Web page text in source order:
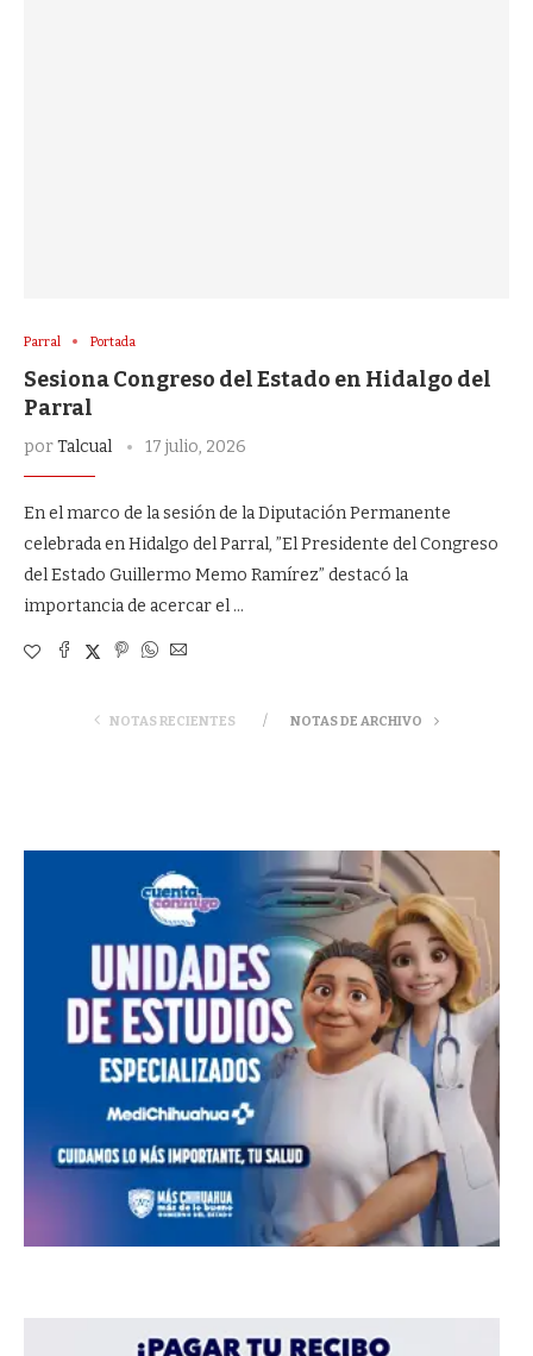
Parral Portada
Sesiona Congreso del Estado en Hidalgo del
Parral
porTalcual 17 julio, 2026
En el marco de la sesión de la Diputación Permanente
celebrada en Hidalgo del Parral, ”El Presidente del Congreso
del Estado Guillermo Memo Ramírez” destacó la
importancia de acercar el …
NOTAS RECIENTES NOTAS DE ARCHIVO